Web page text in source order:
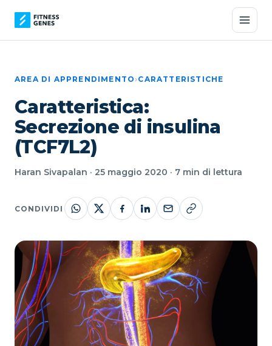
AREA DI APPRENDIMENTO›CARATTERISTICHE
Caratteristica:
Secrezione di insulina
(TCF7L2)
Haran Sivapalan · 25 maggio 2020 · 7 min di lettura
CONDIVIDI